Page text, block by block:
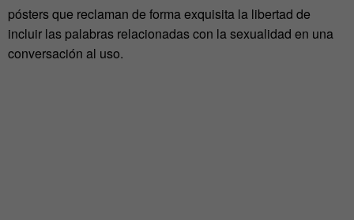
pósters que reclaman de forma exquisita la libertad de
incluir las palabras relacionadas con la sexualidad en una
conversación al uso.